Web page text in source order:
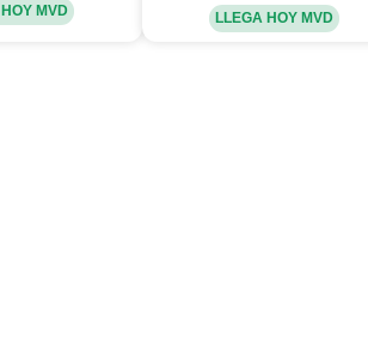
MVD LLEGA HOY MVD